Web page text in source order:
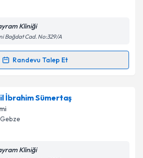
işlenmesine ilişkin
ve kişisel verilerimin belirtilen
Takvim Talebini Gönder
Kliniği
Bağdat Cad. No:329/A
Randevu Talep Et
Talebi
Bayramiçin randevu takvimi talebi
bu uzmandan randevu almanız için bir
e-posta ile bilgilendireceğiz.
İbrahim Sümertaş
Kliniği